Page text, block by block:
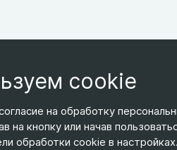
ТЕЛЕФОН
+7 495 266-65-67
ЭЛ. ПОЧТА
shop@relines.ru
cookie
на обработку
на кнопку или начав
обработки cookie в настройках.